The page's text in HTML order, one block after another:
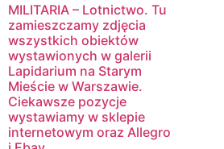
MILITARIA – Lotnictwo. Tu
zamieszczamy zdjęcia
wszystkich obiektów
wystawionych w galerii
Lapidarium na Starym
Mieście w Warszawie.
Ciekawsze pozycje
wystawiamy w sklepie
internetowym oraz Allegro